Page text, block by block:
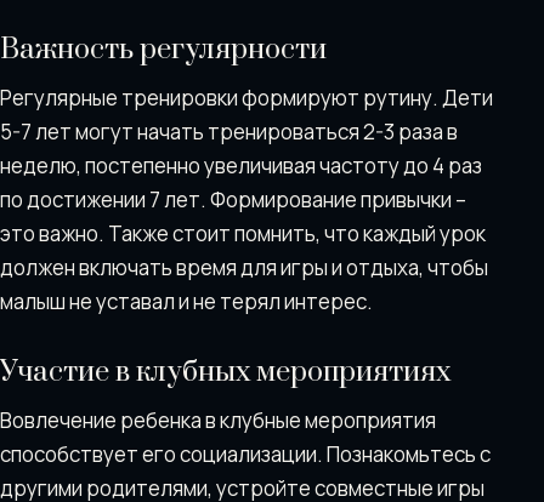
Важность регулярности
Регулярные тренировки формируют рутину. Дети
5-7 лет могут начать тренироваться 2-3 раза в
неделю, постепенно увеличивая частоту до 4 раз
по достижении 7 лет. Формирование привычки –
это важно. Также стоит помнить, что каждый урок
должен включать время для игры и отдыха, чтобы
малыш не уставал и не терял интерес.
Участие в клубных мероприятиях
Вовлечение ребенка в клубные мероприятия
способствует его социализации. Познакомьтесь с
другими родителями, устройте совместные игры